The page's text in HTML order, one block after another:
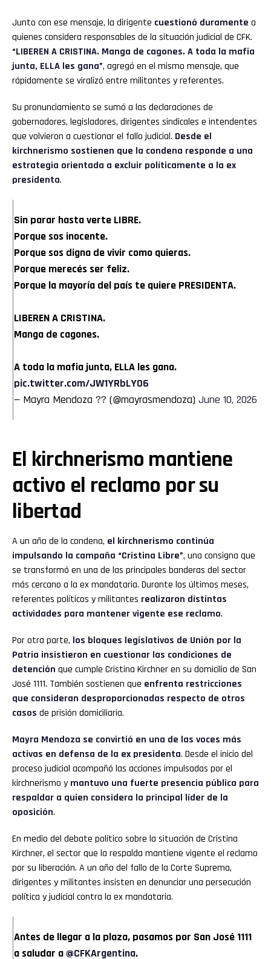
Junto con ese mensaje, la dirigente cuestionó duramente a
quienes considera responsables de la situación judicial de CFK.
“LIBEREN A CRISTINA. Manga de cagones. A toda la mafia
junta, ELLA les gana”, agregó en el mismo mensaje, que
rápidamente se viralizó entre militantes y referentes.
Su pronunciamiento se sumó a las declaraciones de
gobernadores, legisladores, dirigentes sindicales e intendentes
que volvieron a cuestionar el fallo judicial. Desde el
kirchnerismo sostienen que la condena responde a una
estrategia orientada a excluir políticamente a la ex
presidenta.
Sin parar hasta verte LIBRE.
Porque sos inocente.
Porque sos digna de vivir como quieras.
Porque merecés ser feliz.
Porque la mayoría del país te quiere PRESIDENTA.
LIBEREN A CRISTINA.
Manga de cagones.
A toda la mafia junta, ELLA les gana.
pic.twitter.com/JW1YRbLY06
— Mayra Mendoza ?? (@mayrasmendoza) June 10, 2026
El kirchnerismo mantiene
activo el reclamo por su
libertad
A un año de la condena, el kirchnerismo continúa
impulsando la campaña “Cristina Libre”, una consigna que
se transformó en una de las principales banderas del sector
más cercano a la ex mandataria. Durante los últimos meses,
referentes políticos y militantes realizaron distintas
actividades para mantener vigente ese reclamo.
Por otra parte, los bloques legislativos de Unión por la
Patria insistieron en cuestionar las condiciones de
detención que cumple Cristina Kirchner en su domicilio de San
José 1111. También sostienen que enfrenta restricciones
que consideran desproporcionadas respecto de otros
casos de prisión domiciliaria.
Mayra Mendoza se convirtió en una de las voces más
activas en defensa de la ex presidenta. Desde el inicio del
proceso judicial acompañó las acciones impulsadas por el
kirchnerismo y mantuvo una fuerte presencia pública para
respaldar a quien considera la principal líder de la
oposición.
En medio del debate político sobre la situación de Cristina
Kirchner, el sector que la respalda mantiene vigente el reclamo
por su liberación. A un año del fallo de la Corte Suprema,
dirigentes y militantes insisten en denunciar una persecución
política y judicial contra la ex mandataria.
Antes de llegar a la plaza, pasamos por San José 1111
a saludar a@CFKArgentina.